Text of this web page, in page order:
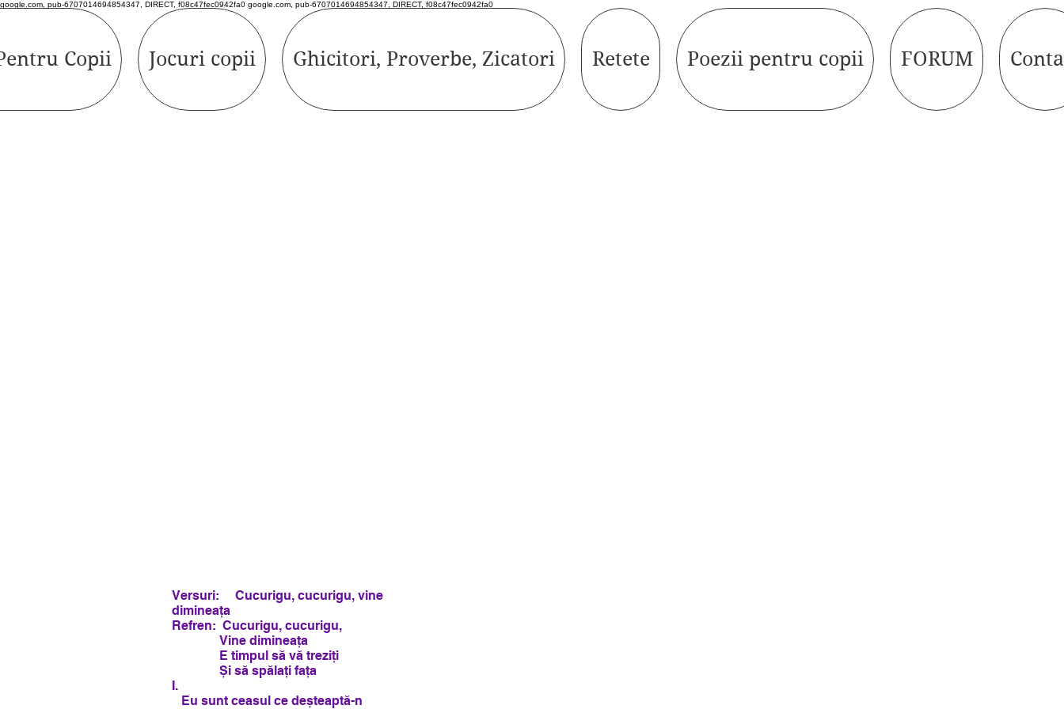
google.com, pub-6707014694854347, DIRECT, f08c47fec0942fa0 google.com, pub-6707014694854347, DIRECT, f08c47fec0942fa0
Copii Jocuri copii Ghicitori, Proverbe, Zicatori Retete Poezii pentru copii FORUM
Versuri: Cucurigu, cucurigu, vine
dimineața
Refren: Cucurigu, cucurigu,
Vine dimineața
E timpul să vă treziți
Și să spălați fața
I.
Eu sunt ceasul ce deșteaptă-n